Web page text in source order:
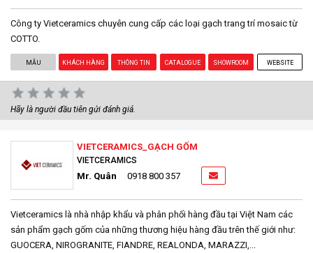
Công ty Vietceramics chuyên cung cấp các loại gạch trang trí mosaic từ
COTTO.
MẪU KHÁCH HÀNG THÔNG TIN CATALOGUE SHOWROOM WEBSITE
Hãy là người đầu tiên gửi đánh giá.
VIETCERAMICS_GẠCH GỐM
VIETCERAMICS
Mr. Quân 0918 800 357
Vietceramics là nhà nhập khẩu và phân phối hàng đầu tại Việt Nam các
sản phẩm gạch gốm của những thương hiệu hàng đầu trên thế giới như:
GUOCERA, NIROGRANITE, FIANDRE, REALONDA, MARAZZI,...